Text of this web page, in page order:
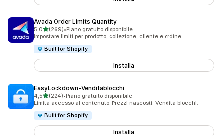
Avada Order Limits Quantity
5,0stelle su 5
(269)
269 recensioni totali
•Piano gratuito disponibile
Impostare limiti per prodotto, collezione, cliente e ordine
Built for Shopify
Installa
EasyLockdown‑Venditablocchi
4,5stelle su 5
(224)
224 recensioni totali
•Piano gratuito disponibile
Limita accesso al contenuto. Prezzi nascosti. Vendita blocchi.
Built for Shopify
Installa